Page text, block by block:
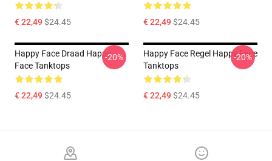
€ 22,49$24.45 € 22,49$24.45
Happy Face Draad Happy
Face Tanktops
€ 22,49$24.45
-20%
Happy Face Regel Happy Face
Tanktops
€ 22,49$24.45
-20%